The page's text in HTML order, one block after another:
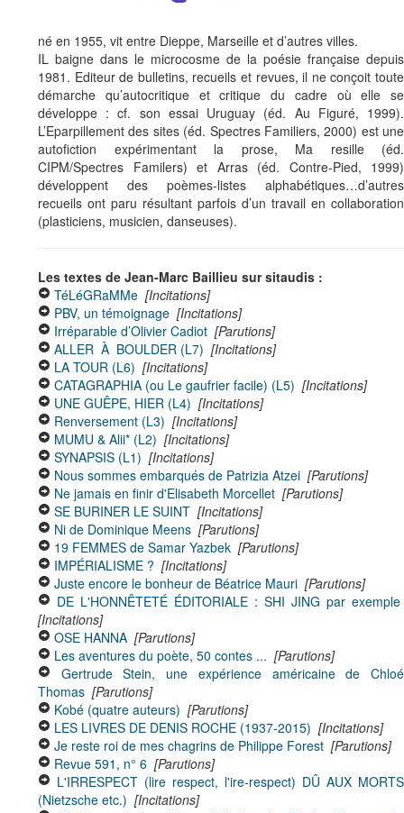
né en 1955, vit entre Dieppe, Marseille et d’autres villes.
IL baigne dans le microcosme de la poésie française depuis
1981. Editeur de bulletins, recueils et revues, il ne conçoit toute
démarche qu’autocritique et critique du cadre où elle se
développe : cf. son essai Uruguay (éd. Au Figuré, 1999).
L’Eparpillement des sites (éd. Spectres Familiers, 2000) est une
autofiction expérimentant la prose, Ma resille (éd.
CIPM/Spectres Familers) et Arras (éd. Contre-Pied, 1999)
développent des poèmes-listes alphabétiques…d’autres
recueils ont paru résultant parfois d’un travail en collaboration
(plasticiens, musicien, danseuses).
Les textes de Jean-Marc Baillieu sur sitaudis :
TéLéGRaMMe [Incitations]
PBV, un témoignage [Incitations]
Irréparable d’Olivier Cadiot [Parutions]
ALLER À BOULDER (L7) [Incitations]
LA TOUR (L6) [Incitations]
CATAGRAPHIA (ou Le gaufrier facile) (L5) [Incitations]
UNE GUÊPE, HIER (L4) [Incitations]
Renversement (L3) [Incitations]
MUMU & Alii* (L2) [Incitations]
SYNAPSIS (L1) [Incitations]
Nous sommes embarqués de Patrizia Atzei [Parutions]
Ne jamais en finir d'Elisabeth Morcellet [Parutions]
SE BURINER LE SUINT [Incitations]
Ni de Dominique Meens [Parutions]
19 FEMMES de Samar Yazbek [Parutions]
IMPÉRIALISME ? [Incitations]
Juste encore le bonheur de Béatrice Mauri [Parutions]
DE L'HONNÊTETÉ ÉDITORIALE : SHI JING par exemple
[Incitations]
OSE HANNA [Parutions]
Les aventures du poète, 50 contes ... [Parutions]
Gertrude Stein, une expérience américaine de Chloé
Thomas [Parutions]
Kobé (quatre auteurs) [Parutions]
LES LIVRES DE DENIS ROCHE (1937-2015) [Incitations]
Je reste roi de mes chagrins de Philippe Forest [Parutions]
Revue 591, n° 6 [Parutions]
L'IRRESPECT (lire respect, l'ire-respect) DÛ AUX MORTS
(Nietzsche etc.) [Incitations]